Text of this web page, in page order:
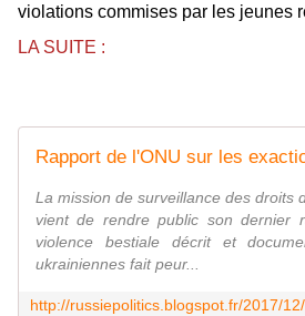
violations commises par les jeunes
LA SUITE :
La mission de surveillance des droits
vient de rendre public son dernier
violence bestiale décrit et
ukrainiennes fait peur...